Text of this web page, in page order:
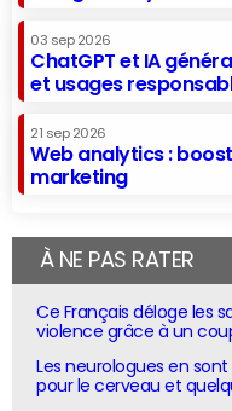
03 sep 2026
ChatGPT et IA
et usages
21 sep 2026
Web analytics :
marketing
À NE PAS RATER
Ce Français déloge les
violence grâce à un
Les neurologues en
pour le cerveau et